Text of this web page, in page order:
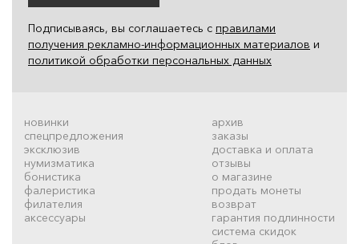
Подписываясь, вы соглашаетесь с правилами
получения рекламно-информационных материалов и
политикой обработки персональных данных
новинки
спецпредложения
эксклюзив
нумизматика
бонистика
фалеристика
филателия
аксессуары
архив
заказы
доставка и оплата
отзывы
о магазине
продать монеты
возврат
гарантия подлинности
система скидок